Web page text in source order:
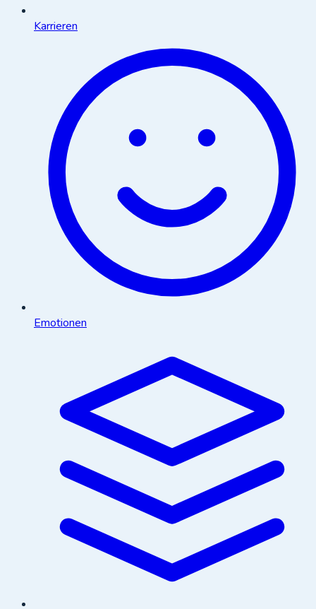
Karrieren
Emotionen